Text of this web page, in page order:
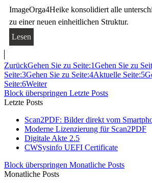
ImageOrga4Heike konsolidiert alle
zu einer neuen einheitlichen Struktur.
Lesen
ZurückGehen Sie zu Seite:1Gehen Sie zu
Seite:3Gehen Sie zu Seite:4Aktuelle Seite:5
Seite:6Weiter
Block überspringen Letzte Posts
Letzte Posts
Scan2PDF: Bilder direkt vom
Moderne Lizenzierung für Scan2PDF
Digitale Akte 2.5
CWSysinfo UEFI Certificate
Block überspringen Monatliche Posts
Monatliche Posts